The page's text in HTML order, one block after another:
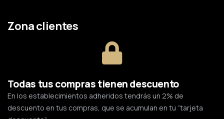
Zona clientes
Todas tus compras tienen descuento
En los establecimientos adheridos tendrás un 2% de
descuento en tus compras, que se acumulan en tu “tarjeta